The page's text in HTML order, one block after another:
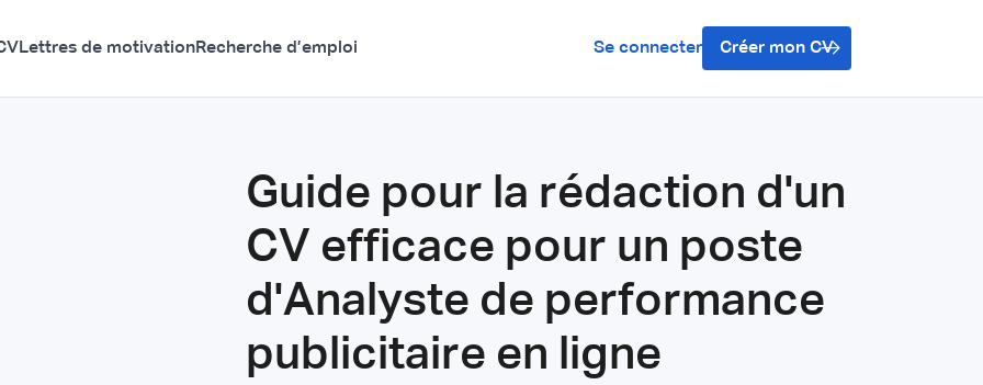
Lettres de motivationRecherche d’emploi Se connecter Créer mon CV
Guide pour la rédaction d'un
CV efficace pour un poste
d'Analyste de performance
publicitaire en ligne